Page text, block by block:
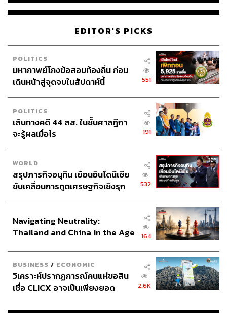
ของจำเลยที่ 1 ข้อเท็จจริงตามพยานหลักฐานดังกล่าวรับฟังได้
อย่างชัดแจ้ง โดยไม่จำต้องทำการไต่สวนเพื่อให้ได้ข้อเท็จจริง
ปรากฏเพิ่มเติมอีกการกระทำของจำเลยที่ 1 ดังกล่าว ถือว่า
จำเลยที่ 1 มีเจตนาด้อยค่าหรือลดคุณค่าของสถาบันฯ และจะ
มีผลเสื่อมเสียต่อสถาบันฯ ในที่สุด อันเป็นการฝ่าฝืนเงื่อนไขที่
ศาลมีคำสั่งอนุญาตให้ปล่อยชั่วคราวจำเลยที่ 1 ทั้งศาลเคยตัก
เตือนจำเลยที่ 1 และกำชับจำเลยที่ 1 ผ่านผู้กำกับดูแลมาแล้ว
จำเลยที่ 1 ต่อศาลภายใน 3 วัน แจ้งคำสั่งให้ผู้ประกันจำเลยที่
1 และจำเลยที่ 1 ทราบ
TAGS: สิริชัย นาถึง
บอย-ชาติชาย แกดำ
ปนัดดา ศิริมาศกูล
ธนพัฒน์ กาเพ็ง
เพนกวิน-พริษฐ์ ชิวารักษ์
ณัฐชนน ไพโรจน์
ไมค์-ภาณุพงศ์ จาดนอก
การประกันตัว
ฟ้า-พรหมศร วีระธรรมจารี
109
ABOUT THE AUTHOR
EDITOR'S PICKS
POLITICS
มหากาพย์โกงข้อสอบท้องถิ่น ก่อน
เดินหน้าสู่จุดจบในสัปดาห์นี้
551
POLITICS
เส้นทางคดี 44 สส. ในชั้นศาลฎีกา
จะรู้ผลเมื่อไร
191
WORLD
สรุปภารกิจอนุทิน เยือนอินโดนีเซีย
ขับเคลื่อนการทูตเศรษฐกิจเชิงรุก
532
Navigating Neutrality:
Thailand and China in the Age
164
BUSINESS / ECONOMIC
วิเคราะห์ปรากฏการณ์คนแห่ขอสิน
เชื่อ CLICX อาจเป็นเพียงยอด
เรือนไทยที่ถูกซุกไว้
2.6K